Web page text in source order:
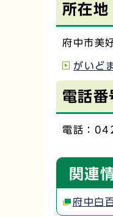
所在地
府中市美
がいど
電話番
電話：
関連
府中白